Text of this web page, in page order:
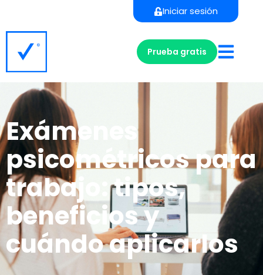
Iniciar sesión
Prueba gratis
Exámenes
psicométricos para
trabajo: tipos,
beneficios y
cuándo aplicarlos